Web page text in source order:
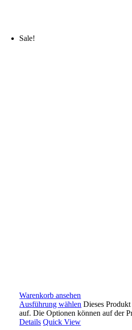
Sale!
Warenkorb ansehen
Ausführung wählen Dieses
auf. Die Optionen können auf der
Details Quick View